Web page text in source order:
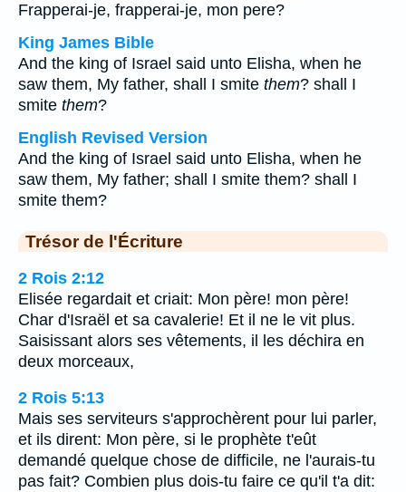
Frapperai-je, frapperai-je, mon pere?
King James Bible
And the king of Israel said unto Elisha, when he
saw them, My father, shall I smite them? shall I
smite them?
English Revised Version
And the king of Israel said unto Elisha, when he
saw them, My father; shall I smite them? shall I
smite them?
Trésor de l'Écriture
2 Rois 2:12
Elisée regardait et criait: Mon père! mon père!
Char d'Israël et sa cavalerie! Et il ne le vit plus.
Saisissant alors ses vêtements, il les déchira en
deux morceaux,
2 Rois 5:13
Mais ses serviteurs s'approchèrent pour lui parler,
et ils dirent: Mon père, si le prophète t'eût
demandé quelque chose de difficile, ne l'aurais-tu
pas fait? Combien plus dois-tu faire ce qu'il t'a dit: